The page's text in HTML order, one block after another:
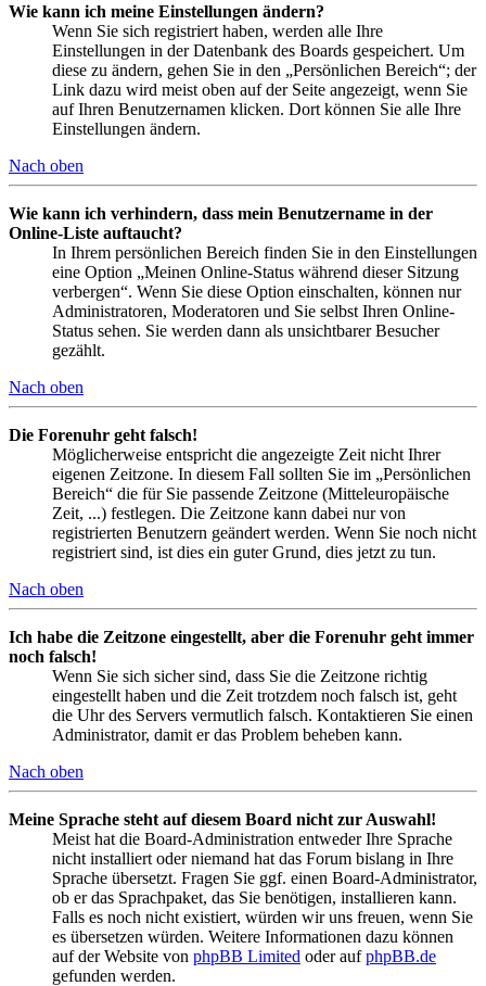
Wie kann ich meine Einstellungen ändern?
Wenn Sie sich registriert haben, werden alle Ihre
Einstellungen in der Datenbank des Boards gespeichert. Um
diese zu ändern, gehen Sie in den „Persönlichen Bereich“; der
Link dazu wird meist oben auf der Seite angezeigt, wenn Sie
auf Ihren Benutzernamen klicken. Dort können Sie alle Ihre
Einstellungen ändern.
Nach oben
Wie kann ich verhindern, dass mein Benutzername in der
Online-Liste auftaucht?
In Ihrem persönlichen Bereich finden Sie in den Einstellungen
eine Option „Meinen Online-Status während dieser Sitzung
verbergen“. Wenn Sie diese Option einschalten, können nur
Administratoren, Moderatoren und Sie selbst Ihren Online-
Status sehen. Sie werden dann als unsichtbarer Besucher
gezählt.
Nach oben
Die Forenuhr geht falsch!
Möglicherweise entspricht die angezeigte Zeit nicht Ihrer
eigenen Zeitzone. In diesem Fall sollten Sie im „Persönlichen
Bereich“ die für Sie passende Zeitzone (Mitteleuropäische
Zeit, ...) festlegen. Die Zeitzone kann dabei nur von
registrierten Benutzern geändert werden. Wenn Sie noch nicht
registriert sind, ist dies ein guter Grund, dies jetzt zu tun.
Nach oben
Ich habe die Zeitzone eingestellt, aber die Forenuhr geht immer
noch falsch!
Wenn Sie sich sicher sind, dass Sie die Zeitzone richtig
eingestellt haben und die Zeit trotzdem noch falsch ist, geht
die Uhr des Servers vermutlich falsch. Kontaktieren Sie einen
Administrator, damit er das Problem beheben kann.
Nach oben
Meine Sprache steht auf diesem Board nicht zur Auswahl!
Meist hat die Board-Administration entweder Ihre Sprache
nicht installiert oder niemand hat das Forum bislang in Ihre
Sprache übersetzt. Fragen Sie ggf. einen Board-Administrator,
ob er das Sprachpaket, das Sie benötigen, installieren kann.
Falls es noch nicht existiert, würden wir uns freuen, wenn Sie
es übersetzen würden. Weitere Informationen dazu können
auf der Website von phpBB Limited oder aufphpBB.de
gefunden werden.